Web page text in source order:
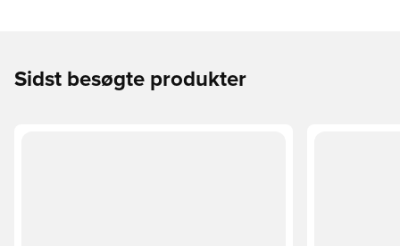
Sidst besøgte produkter